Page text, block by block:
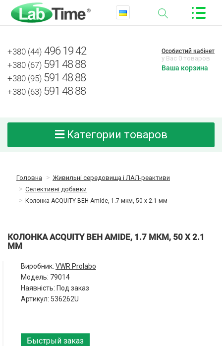
+380 (44) 496 19 42
+380 (67) 591 48 88
+380 (95) 591 48 88
+380 (63) 591 48 88
Особистий кабінет
у Вас 0 товаров
Ваша корзина
Категории товаров
Головна
Живильні середовища і ЛАЛ-реактиви
Селективні добавки
Колонка ACQUITY BEH Amide, 1.7 мкм, 50 х 2.1 мм
КОЛОНКА ACQUITY BEH AMIDE, 1.7 МКМ, 50 Х 2.1
ММ
Виробник: VWR Prolabo
Модель: 79014
Наявність: Под заказ
Артикул: 536262U
Быстрый заказ